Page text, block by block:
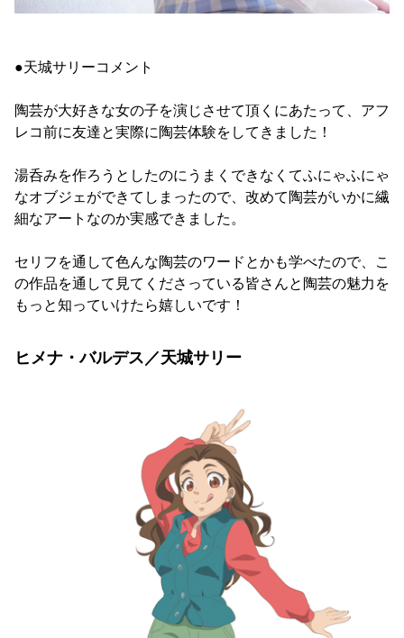
●天城サリーコメント
陶芸が大好きな女の子を演じさせて頂くにあたって、アフ
レコ前に友達と実際に陶芸体験をしてきました！
湯呑みを作ろうとしたのにうまくできなくてふにゃふにゃ
なオブジェができてしまったので、改めて陶芸がいかに繊
細なアートなのか実感できました。
セリフを通して色んな陶芸のワードとかも学べたので、こ
の作品を通して見てくださっている皆さんと陶芸の魅力を
もっと知っていけたら嬉しいです！
ヒメナ・バルデス／天城サリー